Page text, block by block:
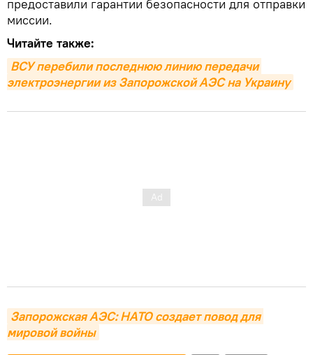
предоставили гарантии безопасности для отправки
миссии.
Читайте также:
ВСУ перебили последнюю линию передачи
электроэнергии из Запорожской АЭС на Украину
Запорожская АЭС: НАТО создает повод для
мировой войны